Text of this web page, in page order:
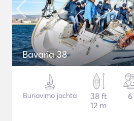
Bavaria 38
Buriavimo jachta
38 ft
12 m
6